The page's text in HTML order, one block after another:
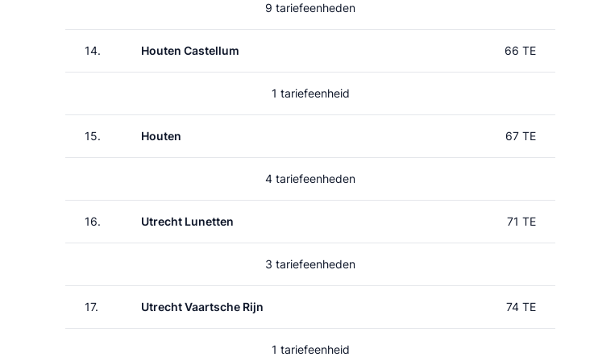
9 tariefeenheden
14. Houten Castellum 66 TE
1 tariefeenheid
15. Houten 67 TE
4 tariefeenheden
16. Utrecht Lunetten 71 TE
3 tariefeenheden
17. Utrecht Vaartsche Rijn 74 TE
1 tariefeenheid